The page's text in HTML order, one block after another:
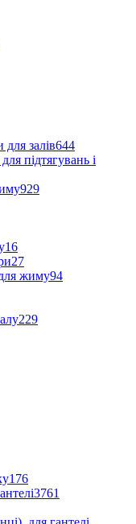
залів644
підтягувань і
929
16
27
жиму94
229
176
3761